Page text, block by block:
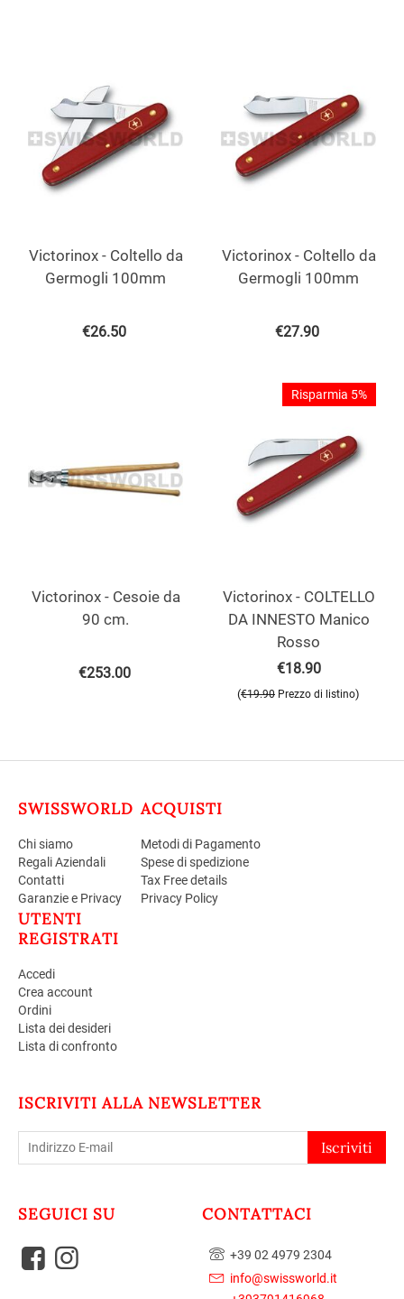
Victorinox - Coltello da
Germogli 100mm
€26.50
Victorinox - Coltello da
Germogli 100mm
€27.90
Victorinox - Cesoie da
90 cm.
€253.00
Risparmia 5%
Victorinox - COLTELLO
DA INNESTO Manico
Rosso
€18.90
(€19.90 Prezzo di listino)
SWISSWORLD
Chi siamo
Regali Aziendali
Contatti
Garanzie e Privacy
ACQUISTI
Metodi di Pagamento
Spese di spedizione
Tax Free details
Privacy Policy
UTENTI
REGISTRATI
Accedi
Crea account
Ordini
Lista dei desideri
Lista di confronto
ISCRIVITI ALLA NEWSLETTER
Iscriviti
SEGUICI SU CONTATTACI
+39 02 4979 2304
info@swissworld.it